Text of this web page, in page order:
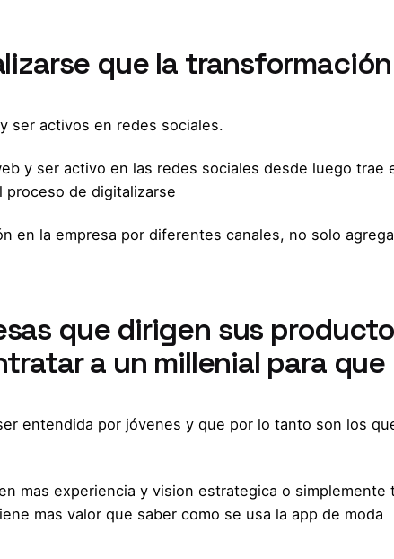
que la transformación
ser activos en redes sociales.
y ser activo en las redes sociales desde luego trae
de digitalizarse
en la empresa por diferentes canales, no solo
que dirigen sus
a un millenial para que
entendida por jóvenes y que por lo tanto son los
mas experiencia y vision estrategica o simplemente
mas valor que saber como se usa la app de moda